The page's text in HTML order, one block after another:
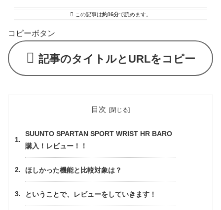
この記事は約16分で読めます。
コピーボタン
記事のタイトルとURLをコピー
目次
SUUNTO SPARTAN SPORT WRIST HR BARO
購入！レビュー！！
ほしかった機能と比較対象は？
ということで、レビューをしていきます！